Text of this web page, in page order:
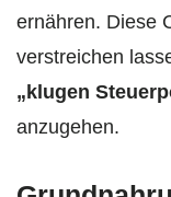
ernähren. Diese
verstreichen
„klugen
anzugehen.